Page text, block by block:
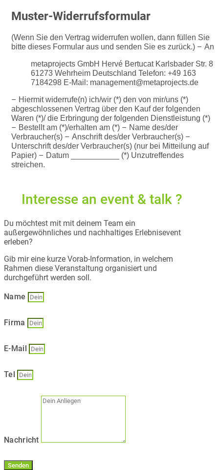
Muster-Widerrufsformular
(Wenn Sie den Vertrag widerrufen wollen, dann füllen Sie
bitte dieses Formular aus und senden Sie es zurück.) – An
metaprojects GmbH Hervé Bertucat Karlsbader Str. 8
61273 Wehrheim Deutschland Telefon: +49 163
7184298 E-Mail: management@metaprojects.de
– Hiermit widerrufe(n) ich/wir (*) den von mir/uns (*)
abgeschlossenen Vertrag über den Kauf der folgenden
Waren (*)/ die Erbringung der folgenden Dienstleistung (*)
– Bestellt am (*)/erhalten am (*) – Name des/der
Verbraucher(s) – Anschrift des/der Verbraucher(s) –
Unterschrift des/der Verbraucher(s) (nur bei Mitteilung auf
Papier) – Datum
___________ (*) Unzutreffendes
streichen.
Interesse an event & talk ?
Du möchtest mit mit deinem Team ein
außergewöhnliches und nachhaltiges Erlebnisevent
erleben?
Gib mir eine kurze Vorab-Information, in welchem
Rahmen diese Veranstaltung organisiert und
durchgeführt werden soll.
Name
Firma
E-Mail
Tel
Nachricht
Senden